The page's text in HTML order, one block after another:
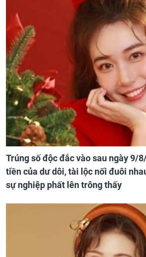
Trúng số độc đắc vào sau ngày 9/
tiền của dư dôi, tài lộc nối đuôi
sự nghiệp phất lên trông thấy